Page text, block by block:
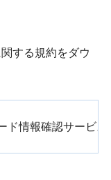
する規約をダウ
ド情報確認サービス